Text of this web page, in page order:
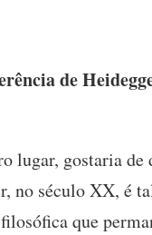
de
lugar, gostaria de
no século XX, é
que